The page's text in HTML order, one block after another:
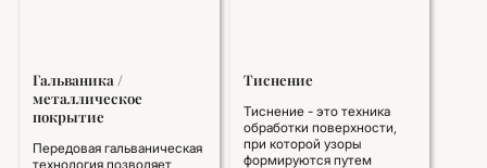
Гальваника /
металлическое
покрытие
Передовая гальваническая
технология позволяет
Тиснение
Тиснение - это техника
обработки поверхности,
при которой узоры
формируются путем